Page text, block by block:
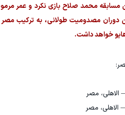
مسابقه محمد صلاح بازی نکرد و عمر
مصدومیت طولانی، به ترکیب مصر
خواهد داشت.
مصر
مصر